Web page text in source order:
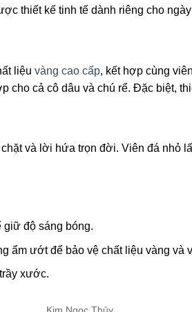
thiết kế tinh tế dành riêng cho
liệu vàng cao cấp, kết hợp cùng
cho cả cô dâu và chú rể. Đặc biệt,
và lời hứa trọn đời. Viên đá nhỏ
giữ độ sáng bóng.
ẩm ướt để bảo vệ chất liệu vàng và
xước.